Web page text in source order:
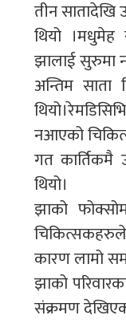
तीन
थियो ।मधुमेह
झालाई सुरुमा
अन्तिम साता
नआएको
गत कार्तिकमै
थियो।
झाको
कारण लामो
झाको
संक्रमण